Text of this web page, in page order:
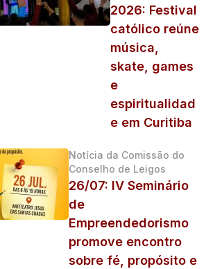
2026: Festival
católico reúne
música,
skate, games
e
espiritualidad
e em Curitiba
Notícia da Comissão do
Conselho de Leigos
26/07: IV Seminário
de
Empreendedorismo
promove encontro
sobre fé, propósito e